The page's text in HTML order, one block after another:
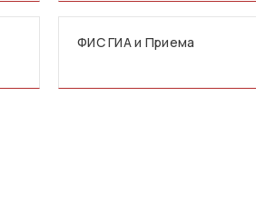
ФИС ГИА и Приема